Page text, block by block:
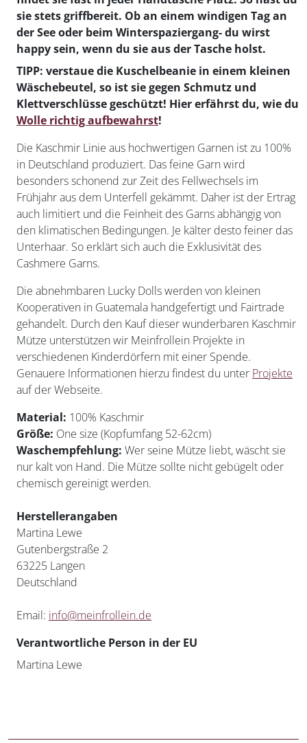
sie stets griffbereit. Ob an einem windigen Tag an
der See oder beim Winterspaziergang- du wirst
happy sein, wenn du sie aus der Tasche holst.
TIPP: verstaue die Kuschelbeanie in einem kleinen
Wäschebeutel, so ist sie gegen Schmutz und
Klettverschlüsse geschützt! Hier erfährst du, wie du
Wolle richtig aufbewahrst!
Die Kaschmir Linie aus hochwertigen Garnen ist zu 100%
in Deutschland produziert. Das feine Garn wird
besonders schonend zur Zeit des Fellwechsels im
Frühjahr aus dem Unterfell gekämmt. Daher ist der Ertrag
auch limitiert und die Feinheit des Garns abhängig von
den klimatischen Bedingungen. Je kälter desto feiner das
Unterhaar. So erklärt sich auch die Exklusivität des
Cashmere Garns.
Die abnehmbaren Lucky Dolls werden von kleinen
Kooperativen in Guatemala handgefertigt und Fairtrade
gehandelt. Durch den Kauf dieser wunderbaren Kaschmir
Mütze unterstützen wir Meinfrollein Projekte in
verschiedenen Kinderdörfern mit einer Spende.
Genauere Informationen hierzu findest du unter Projekte
auf der Webseite.
Material: 100% Kaschmir
Größe: One size (Kopfumfang 52-62cm)
Waschempfehlung: Wer seine Mütze liebt, wäscht sie
nur kalt von Hand. Die Mütze sollte nicht gebügelt oder
chemisch gereinigt werden.
Herstellerangaben
Martina Lewe
Gutenbergstraße 2
63225 Langen
Deutschland
Email: info@meinfrollein.de
Verantwortliche Person in der EU
Martina Lewe